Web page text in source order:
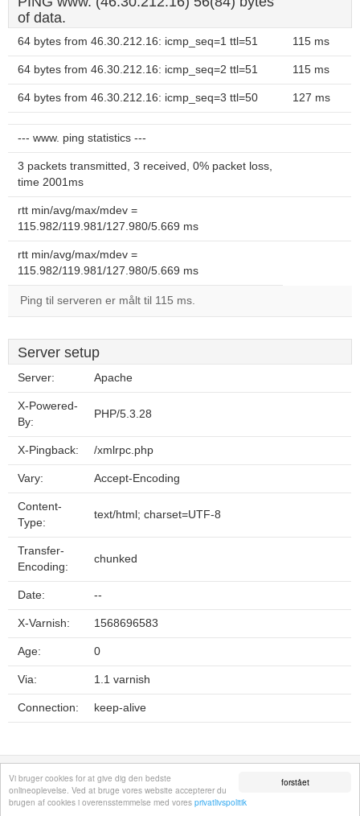
forstået
Vi bruger cookies for at give dig den bedste
onlineoplevelse. Ved at bruge vores website accepterer du
brugen af cookies i overensstemmelse med vores privatlivspolitik
of data.
64 bytes from 46.30.212.16: icmp_seq=1 ttl=51 115 ms
64 bytes from 46.30.212.16: icmp_seq=2 ttl=51 115 ms
64 bytes from 46.30.212.16: icmp_seq=3 ttl=50 127 ms
--- www. ping statistics ---
3 packets transmitted, 3 received, 0% packet loss,
time 2001ms
rtt min/avg/max/mdev =
115.982/119.981/127.980/5.669 ms
rtt min/avg/max/mdev =
115.982/119.981/127.980/5.669 ms
Ping til serveren er målt til 115 ms.
Server setup
Server: Apache
X-Powered-
By:
PHP/5.3.28
X-Pingback: /xmlrpc.php
Vary: Accept-Encoding
Content-
Type:
text/html; charset=UTF-8
Transfer-
Encoding:
chunked
Date: --
X-Varnish: 1568696583
Age: 0
Via: 1.1 varnish
Connection: keep-alive